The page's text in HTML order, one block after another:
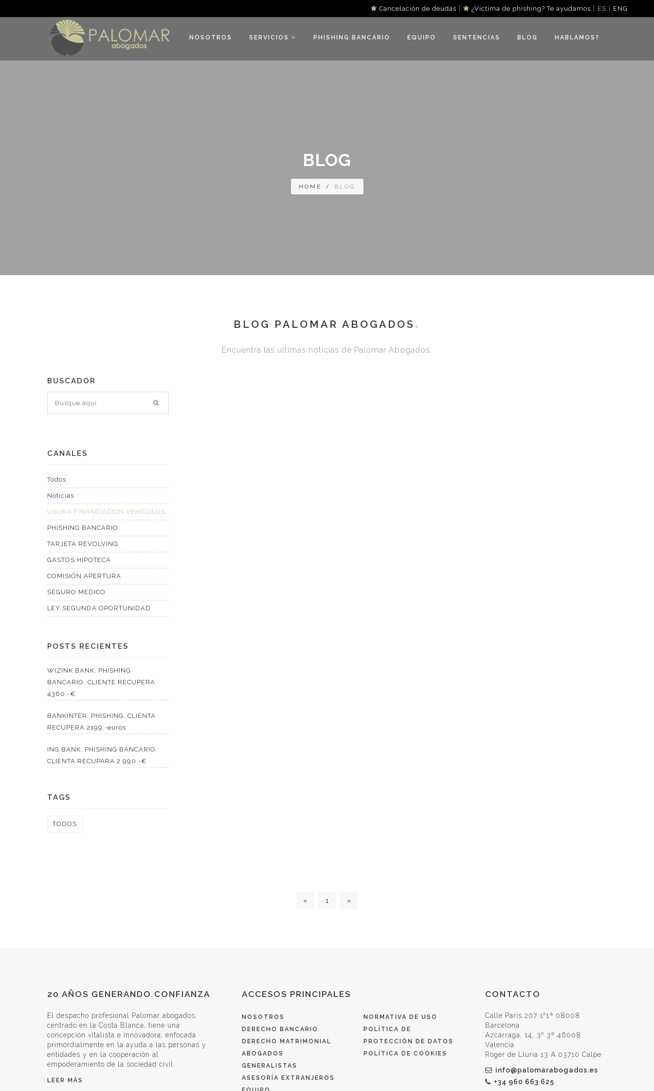
Cancelación de deudas | ¿Víctima de phishing? Te ayudamos ES ENG
NOSOTROS SERVICIOS PHISHING BANCARIO EQUIPO SENTENCIAS BLOG HABLAMOS?
BLOG
HOME / BLOG
BLOG PALOMAR ABOGADOS
Encuentra las últimas noticias de Palomar Abogados.
BUSCADOR
CANALES
Todos
Noticias
USURA FINANCIACION VEHÍCULOS
PHISHING BANCARIO
TARJETA REVOLVING
GASTOS HIPOTECA
COMISIÓN APERTURA
SEGURO MEDICO
LEY SEGUNDA OPORTUNIDAD
POSTS RECIENTES
WIZINK BANK. PHISHING
BANCARIO. CLIENTE RECUPERA
4360.-€
BANKINTER. PHISHING. CLIENTA
RECUPERA 2199.-euros
ING BANK. PHISHING BANCARIO.
CLIENTA RECUPARA 2.990.-€
TAGS
TODOS
« 1 »
20 AÑOS GENERANDO CONFIANZA
El despacho profesional Palomar abogados,
centrado en la Costa Blanca, tiene una
concepción vitalista e innovadora, enfocada
primordialmente en la ayuda a las personas y
entidades y en la cooperación al
empoderamiento de la sociedad civil.
LEER MÁS
ACCESOS PRINCIPALES
NOSOTROS
DERECHO BANCARIO
DERECHO MATRIMONIAL
ABOGADOS
GENERALISTAS
ASESORÍA EXTRANJEROS
NORMATIVA DE USO
POLÍTICA DE
PROTECCIÓN DE DATOS
POLÍTICA DE COOKIES
CONTACTO
Calle Paris 207 1º1ª 08008
Barcelona
Azcárraga, 14, 3º 3ª 46008
Valencia
Roger de Llúria 13 A 03710 Calpe
info@palomarabogados.es
+34 960 663 625